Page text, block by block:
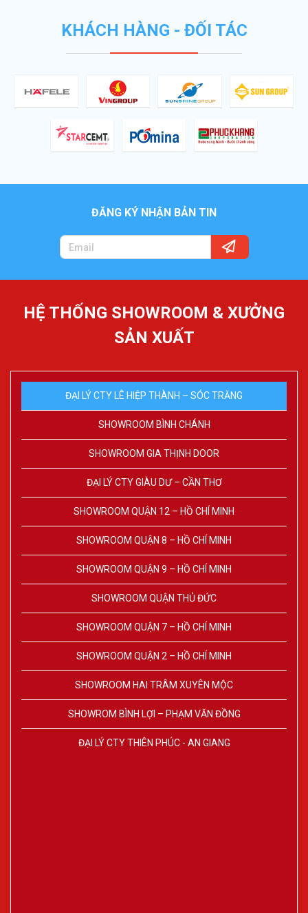
KHÁCH HÀNG - ĐỐI TÁC
ĐĂNG KÝ NHẬN BẢN TIN
HỆ THỐNG SHOWROOM & XƯỞNG
SẢN XUẤT
ĐẠI LÝ CTY LÊ HIỆP THÀNH – SÓC TRĂNG
SHOWROOM BÌNH CHÁNH
SHOWROOM GIA THỊNH DOOR
ĐẠI LÝ CTY GIÀU DƯ – CẦN THƠ
SHOWROOM QUẬN 12 – HỒ CHÍ MINH
SHOWROOM QUẬN 8 – HỒ CHÍ MINH
SHOWROOM QUẬN 9 – HỒ CHÍ MINH
SHOWROOM QUẬN THỦ ĐỨC
SHOWROOM QUẬN 7 – HỒ CHÍ MINH
SHOWROOM QUẬN 2 – HỒ CHÍ MINH
SHOWROOM HAI TRÂM XUYÊN MỘC
SHOWROM BÌNH LỢI – PHẠM VĂN ĐỒNG
ĐẠI LÝ CTY THIÊN PHÚC - AN GIANG